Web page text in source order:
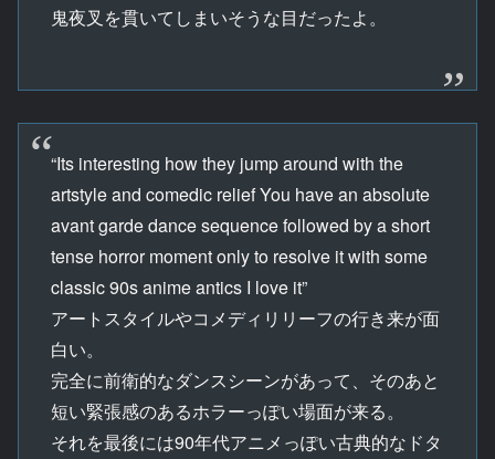
鬼夜叉を貫いてしまいそうな目だったよ。
“Its interesting how they jump around with the
artstyle and comedic relief You have an absolute
avant garde dance sequence followed by a short
tense horror moment only to resolve it with some
classic 90s anime antics I love it”
アートスタイルやコメディリリーフの行き来が面
白い。
完全に前衛的なダンスシーンがあって、そのあと
短い緊張感のあるホラーっぽい場面が来る。
それを最後には90年代アニメっぽい古典的なドタ